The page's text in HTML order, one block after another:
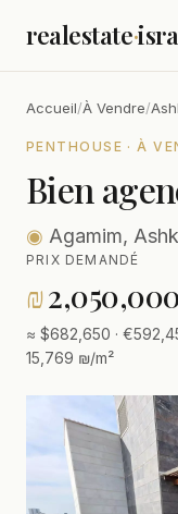
realestate·
Accueil/À Vendre/
PENTHOUSE · À
Bien
◉ Agamim,
PRIX DEMANDÉ
₪
≈ $682,650 ·
15,769 ₪/m²